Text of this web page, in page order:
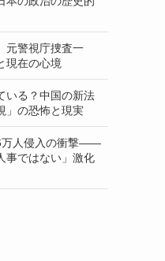
元警視庁捜査一
現在の心境
いる？中国の新法
」の恐怖と現実
万人侵入の衝撃——
事ではない」激化